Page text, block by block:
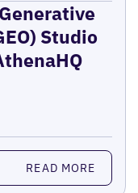
Studio
READ MORE